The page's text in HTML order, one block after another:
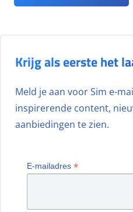
Krijg als eerste het
Meld je aan voor Sim e-
inspirerende content,
aanbiedingen te zien.
E-mailadres *